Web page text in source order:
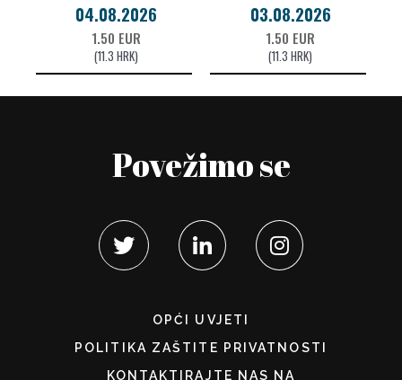
04.08.2026
1.50 EUR
(11.3 HRK)
03.08.2026
1.50 EUR
(11.3 HRK)
Povežimo se
OPĆI UVJETI
POLITIKA ZAŠTITE PRIVATNOSTI
KONTAKTIRAJTE NAS NA